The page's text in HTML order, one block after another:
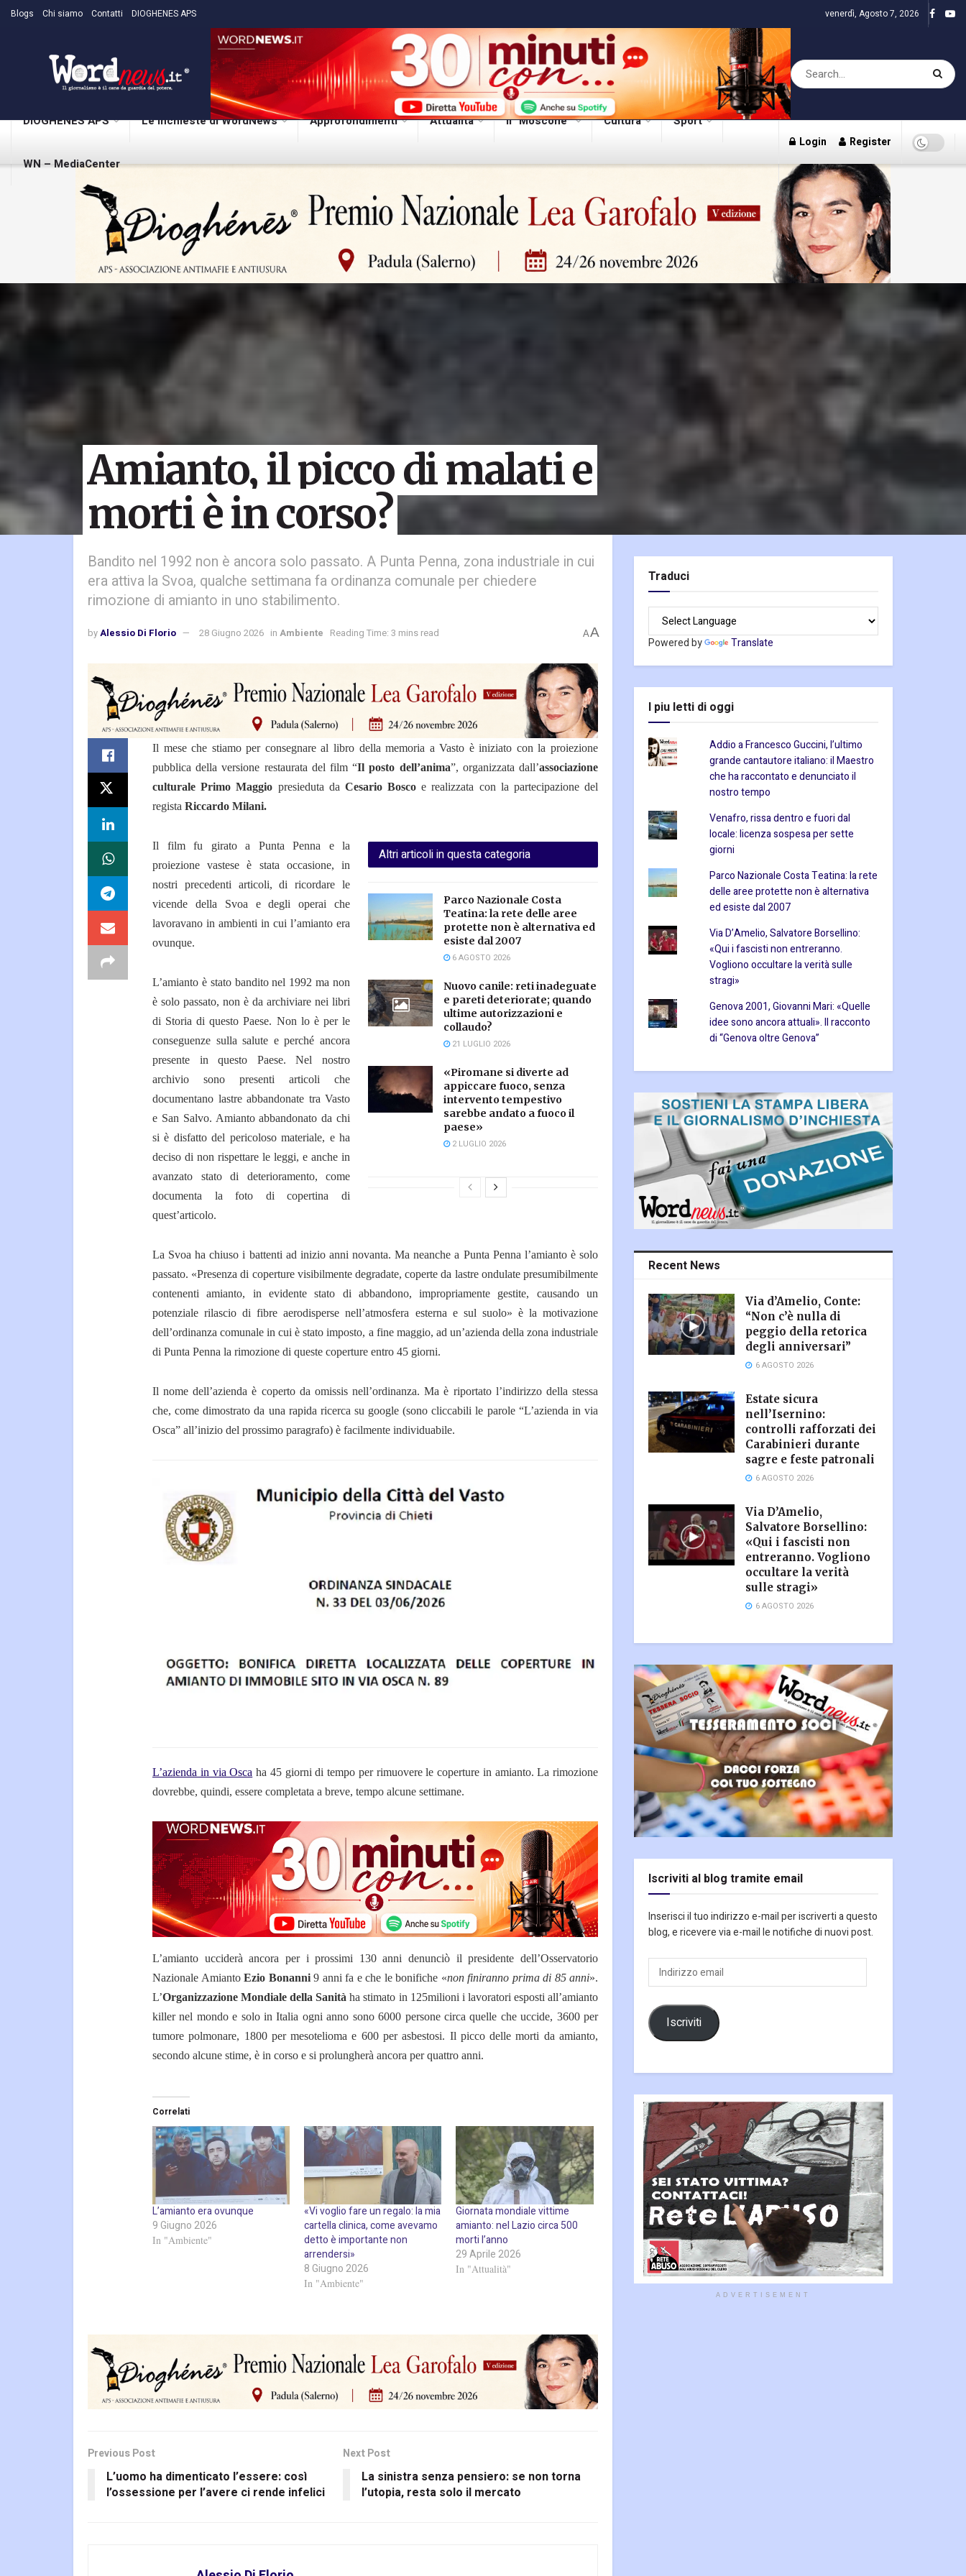
Blogs Chi siamo Contatti DIOGHENES APS venerdì, Agosto 7, 2026
DIOGHENES APS Le inchieste di WordNews Approfondimenti Attualità Il “Moscone” Cultura Sport
WN – MediaCenter
Login Register
Amianto, il picco di malati e
morti è in corso?
Bandito nel 1992 non è ancora solo passato. A Punta Penna, zona industriale in cui
era attiva la Svoa, qualche settimana fa ordinanza comunale per chiedere
rimozione di amianto in uno stabilimento.
byAlessio Di Florio 28 Giugno 2026 in Ambiente Reading Time: 3 mins read AA
Il mese che stiamo per consegnare al libro della memoria a Vasto è iniziato con la proiezione
pubblica della versione restaurata del film “Il posto dell’anima”, organizzata dall’associazione
culturale Primo Maggio presieduta da Cesario Boscoe realizzata con la partecipazione del
regista Riccardo Milani.
Altri articoli in questa categoria
Parco Nazionale Costa
Teatina: la rete delle aree
protette non è alternativa ed
esiste dal 2007
6 AGOSTO 2026
Nuovo canile: reti inadeguate
e pareti deteriorate; quando
ultime autorizzazioni e
collaudo?
21 LUGLIO 2026
«Piromane si diverte ad
appiccare fuoco, senza
intervento tempestivo
sarebbe andato a fuoco il
paese»
2 LUGLIO 2026
Il film fu girato a Punta Penna e la
proiezione vastese è stata occasione, in
nostri precedenti articoli, di ricordare le
vicende della Svoa e degli operai che
lavoravano in ambienti in cui l’amianto era
ovunque.
L’amianto è stato bandito nel 1992 ma non
è solo passato, non è da archiviare nei libri
di Storia di questo Paese. Non lo è per le
conseguenze sulla salute e perché ancora
presente in questo Paese. Nel nostro
archivio sono presenti articoli che
documentano lastre abbandonate tra Vasto
e San Salvo. Amianto abbandonato da chi
si è disfatto del pericoloso materiale, e ha
deciso di non rispettare le leggi, e anche in
avanzato stato di deterioramento, come
documenta la foto di copertina di
quest’articolo.
La Svoa ha chiuso i battenti ad inizio anni novanta. Ma neanche a Punta Penna l’amianto è solo
passato. «Presenza di coperture visibilmente degradate, coperte da lastre ondulate presumibilmente
contenenti amianto, in evidente stato di abbandono, impropriamente gestite, causando un
potenziale rilascio di fibre aerodisperse nell’atmosfera esterna e sul suolo» è la motivazione
dell’ordinanza comunale in cui è stato imposto, a fine maggio, ad un’azienda della zona industriale
di Punta Penna la rimozione di queste coperture entro 45 giorni.
Il nome dell’azienda è coperto da omissis nell’ordinanza. Ma è riportato l’indirizzo della stessa
che, come dimostrato da una rapida ricerca su google (sono cliccabili le parole “L’azienda in via
Osca” all’inizio del prossimo paragrafo) è facilmente individuabile.
L’azienda in via Osca ha 45 giorni di tempo per rimuovere le coperture in amianto. La rimozione
dovrebbe, quindi, essere completata a breve, tempo alcune settimane.
L’amianto ucciderà ancora per i prossimi 130 anni denunciò il presidente dell’Osservatorio
Nazionale Amianto Ezio Bonanni9 anni fa e che le bonifiche «non finiranno prima di 85 anni».
L’Organizzazione Mondiale della Sanitàha stimato in 125milioni i lavoratori esposti all’amianto
killer nel mondo e solo in Italia ogni anno sono 6000 persone circa quelle che uccide, 3600 per
tumore polmonare, 1800 per mesotelioma e 600 per asbestosi. Il picco delle morti da amianto,
secondo alcune stime, è in corso e si prolungherà ancora per quattro anni.
Correlati
L’amianto era ovunque
9 Giugno 2026
In "Ambiente"
«Vi voglio fare un regalo: la mia
cartella clinica, come avevamo
detto è importante non
arrendersi»
8 Giugno 2026
In "Ambiente"
Giornata mondiale vittime
amianto: nel Lazio circa 500
morti l’anno
29 Aprile 2026
In "Attualità"
Previous Post
L’uomo ha dimenticato l’essere: così
l’ossessione per l’avere ci rende infelici
Next Post
La sinistra senza pensiero: se non torna
l’utopia, resta solo il mercato
Traduci
Powered by Translate
I piu letti di oggi
Addio a Francesco Guccini, l’ultimo
grande cantautore italiano: il Maestro
che ha raccontato e denunciato il
nostro tempo
Venafro, rissa dentro e fuori dal
locale: licenza sospesa per sette
giorni
Parco Nazionale Costa Teatina: la rete
delle aree protette non è alternativa
ed esiste dal 2007
Via D’Amelio, Salvatore Borsellino:
«Qui i fascisti non entreranno.
Vogliono occultare la verità sulle
stragi»
Genova 2001, Giovanni Mari: «Quelle
idee sono ancora attuali». Il racconto
di “Genova oltre Genova”
Recent News
Via d’Amelio, Conte:
“Non c’è nulla di
peggio della retorica
degli anniversari”
6 AGOSTO 2026
Estate sicura
nell’Isernino:
controlli rafforzati dei
Carabinieri durante
sagre e feste patronali
6 AGOSTO 2026
Via D’Amelio,
Salvatore Borsellino:
«Qui i fascisti non
entreranno. Vogliono
occultare la verità
sulle stragi»
6 AGOSTO 2026
Iscriviti al blog tramite email
Inserisci il tuo indirizzo e-mail per iscriverti a questo
blog, e ricevere via e-mail le notifiche di nuovi post.
Indirizzo
email
Iscriviti
ADVERTISEMENT